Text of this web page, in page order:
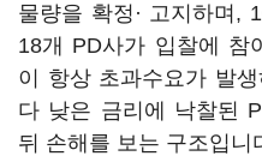
물량을 확정· 고지하며,
18개 PD사가 입찰에 참
이 항상 초과수요가 발
다 낮은 금리에 낙찰된
뒤 손해를 보는 구조입니